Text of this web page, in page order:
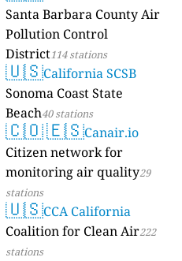
Santa Barbara County Air
Pollution Control
District114 stations
🇺🇸California SCSB
Sonoma Coast State
Beach40 stations
🇨🇴🇪🇸Canair.io
Citizen network for
monitoring air quality29
stations
🇺🇸CCA California
Coalition for Clean Air222
stations